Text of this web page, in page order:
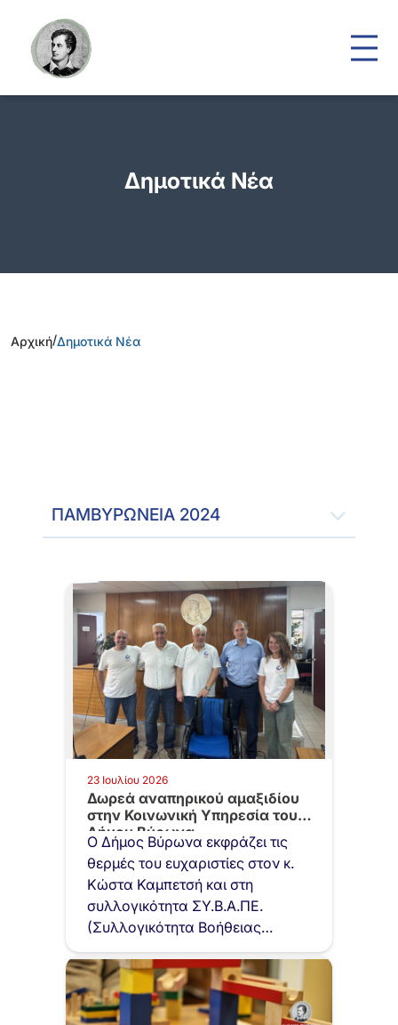
Δημοτικά Νέα
Αρχική/Δημοτικά Νέα
ΠΑΜΒΥΡΩΝΕΙΑ 2024
23 Ιουλίου 2026
Δωρεά αναπηρικού αμαξιδίου
στην Κοινωνική Υπηρεσία του
Δήμου Βύρωνα
Ο Δήμος Βύρωνα εκφράζει τις
θερμές του ευχαριστίες στον κ.
Κώστα Καμπετσή και στη
συλλογικότητα ΣΥ.Β.Α.ΠΕ.
(Συλλογικότητα Βοήθειας
Συνανθρώπων μας…